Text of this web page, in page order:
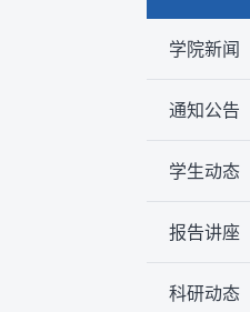
学院新闻
通知公告
学生动态
报告讲座
科研动态